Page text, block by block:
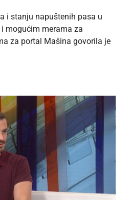
i stanju napuštenih pasa u
mogućim merama za
za portal Mašina govorila je